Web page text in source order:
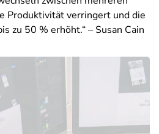
Produktivität verringert und die
zu 50 % erhöht.“ – Susan Cain